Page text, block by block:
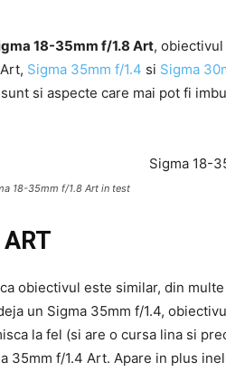
18-35mm f/1.8 Art, obiectivul
Sigma 35mm f/1.4 si Sigma
si aspecte care mai pot fi
18-35mm f/1.8 Art in test
obiectivul este similar, din
un Sigma 35mm f/1.4,
la fel (si are o cursa lina si
35mm f/1.4 Art. Apare in plus